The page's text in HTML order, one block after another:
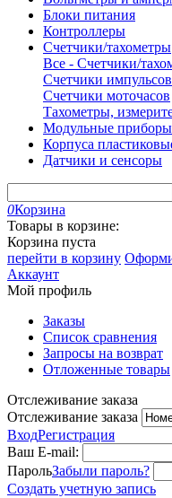
Блоки питания
Контроллеры
Счетчики/тахометры
Все - Счетчики/
Счетчики импульсов
Счетчики моточасов
Тахометры,
Модульные
Корпуса
Датчики и сенсоры
0Корзина
Товары в корзине:
Корзина пуста
перейти в корзину
Аккаунт
Мой профиль
Заказы
Список сравнения
Запросы на возврат
Отложенные товары
Отслеживание заказа
Отслеживание заказа
ВходРегистрация
Ваш E-mail:
ПарольЗабыли пароль?
Создать учетную запись